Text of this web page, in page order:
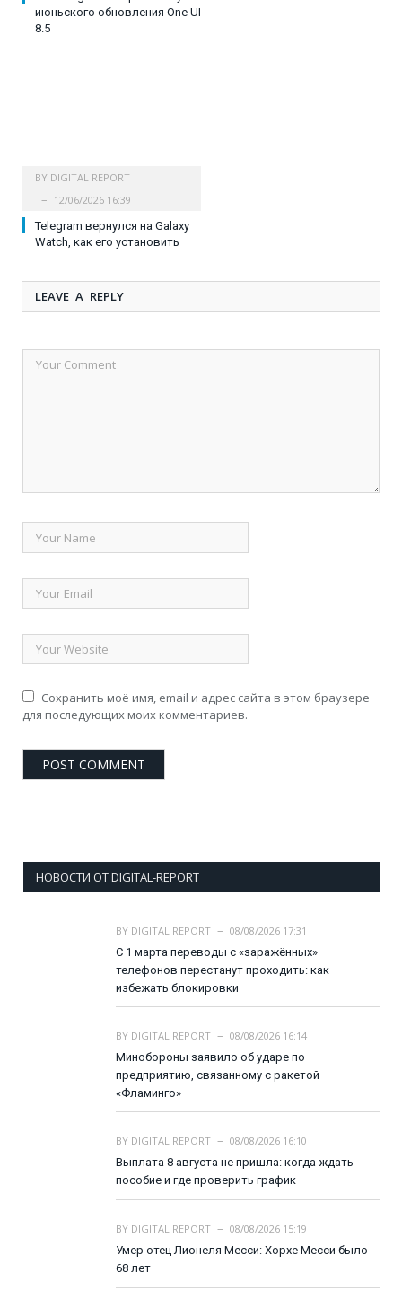
июньского обновления One UI
8.5
BY DIGITAL REPORT
12/06/2026 16:39
Telegram вернулся на Galaxy
Watch, как его установить
LEAVE A REPLY
Сохранить моё имя, email и адрес сайта в этом браузере
для последующих моих комментариев.
НОВОСТИ ОТ DIGITAL-REPORT
BY DIGITAL REPORT
08/08/2026 17:31
С 1 марта переводы с «заражённых»
телефонов перестанут проходить: как
избежать блокировки
BY DIGITAL REPORT
08/08/2026 16:14
Минобороны заявило об ударе по
предприятию, связанному с ракетой
«Фламинго»
BY DIGITAL REPORT
08/08/2026 16:10
Выплата 8 августа не пришла: когда ждать
пособие и где проверить график
BY DIGITAL REPORT
08/08/2026 15:19
Умер отец Лионеля Месси: Хорхе Месси было
68 лет